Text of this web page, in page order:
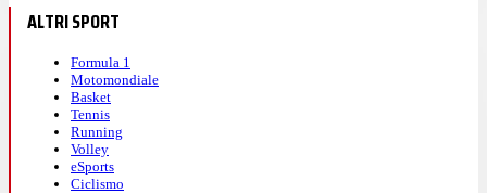
ALTRI SPORT
Formula 1
Motomondiale
Basket
Tennis
Running
Volley
eSports
Ciclismo